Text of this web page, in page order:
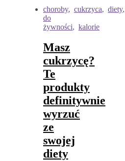
choroby, cukrzyca, diety,
do
żywności, kalorie
Masz
cukrzycę?
Te
produkty
definitywnie
wyrzuć
ze
swojej
diety